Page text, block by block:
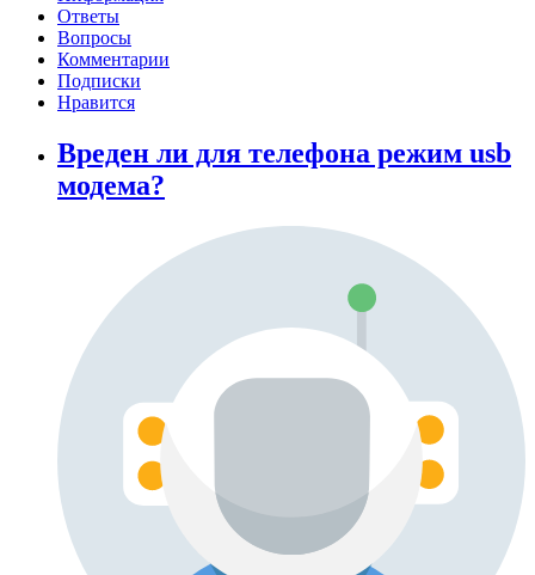
Ответы
Вопросы
Комментарии
Подписки
Нравится
Вреден ли для телефона режим usb
модема?